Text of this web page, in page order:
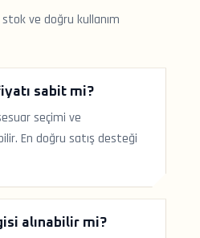
ve doğru kullanım
sabit mi?
seçimi ve
En doğru satış desteği
alınabilir mi?